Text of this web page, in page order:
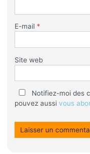
E-mail *
Site web
Notifiez-moi des
pouvez aussi vous